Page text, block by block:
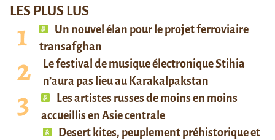
LES PLUS LUS
Un nouvel élan pour le projet ferroviaire
transafghan
Le festival de musique électronique Stihia
n’aura pas lieu au Karakalpakstan
Les artistes russes de moins en moins
accueillis en Asie centrale
Desert kites, peuplement préhistorique et